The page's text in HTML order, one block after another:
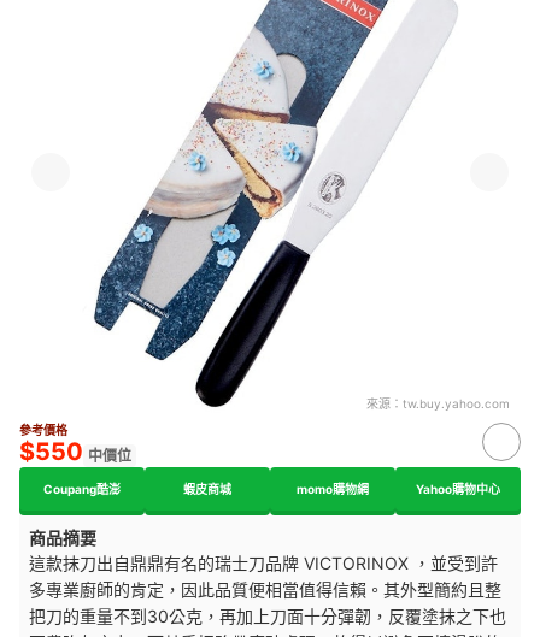
來源： tw.buy.yahoo.com
參考價格
$550 中價位
Coupang酷澎 蝦皮商城 momo購物網 Yahoo購物中心
商品摘要
這款抹刀出自鼎鼎有名的瑞士刀品牌 VICTORINOX ，並受到許
多專業廚師的肯定，因此品質便相當值得信賴。其外型簡約且整
把刀的重量不到30公克，再加上刀面十分彈韌，反覆塗抹之下也